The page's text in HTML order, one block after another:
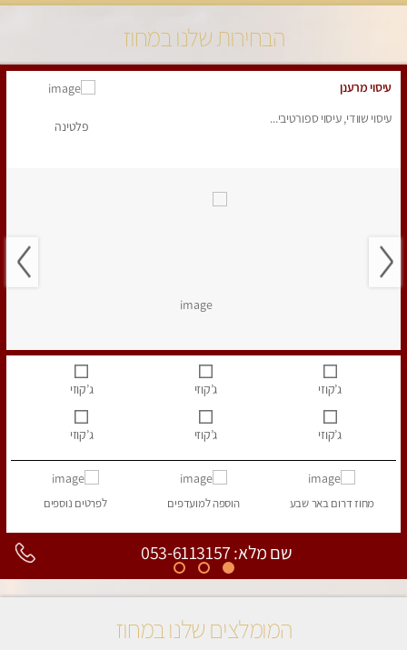
הבחירות שלנו במחוז
עיסוי מרענן
עיסוי שוודי, עיסוי ספורטיבי...
פלטינה
ג’קוזי ג’קוזי ג’קוזי
ג’קוזי ג’קוזי ג’קוזי
מחוז דרוםבאר שבע הוספהלמועדפים לפרטים נוספים
שם מלא: 053-6113157
המומלצים שלנו במחוז